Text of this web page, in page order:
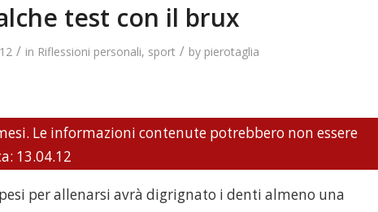
test con il brux
/ in Riflessioni personali, sport / by pierotaglia
Le informazioni contenute potrebbero non essere
13.04.12
per allenarsi avrà digrignato i denti almeno una